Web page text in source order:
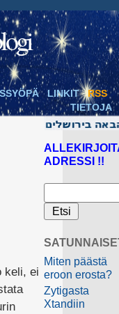
LINKIT
RSS
TIETOJA
keli, ei
ADRESSI !!
Miten päästä
eroon erosta?
Zytigasta
Xtandiin